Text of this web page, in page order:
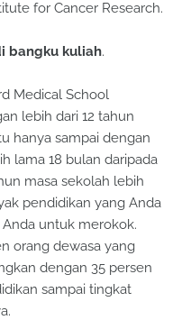
for Cancer Research.
bangku kuliah.
Medical School
lebih dari 12 tahun
hanya sampai dengan
lama 18 bulan daripada
masa sekolah lebih
pendidikan yang Anda
untuk merokok.
orang dewasa yang
dengan 35 persen
sampai tingkat